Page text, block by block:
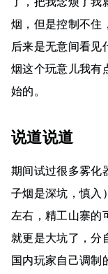
烟，但是控制不住
后来是无意间看见
烟这个玩意儿我有
始的。
说道说道
期间试过很多雾化
子烟是深坑，慎入
左右，精工山寨的
就更是大坑了，分
国内玩家自己调制